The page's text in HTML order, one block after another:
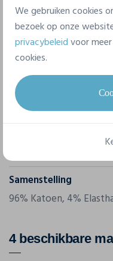
Eigenschappen
Merk
Skinnifit
Referentie
SM123
Samenstelling
96% Katoen, 4%
4 beschikbare
We gebruiken cookies
bezoek op onze
privacybeleidvoor
cookies.